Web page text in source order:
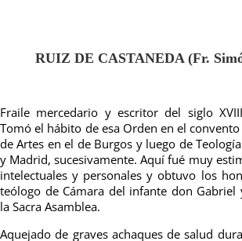
RUIZ DE CASTANEDA (Fr.
Fraile mercedario y escritor del siglo
Tomó el hábito de esa Orden en el
de Artes en el de Burgos y luego de
y Madrid, sucesivamente. Aquí fué muy
intelectuales y personales y obtuvo los
teólogo de Cámara del infante don
la Sacra Asamblea.
Aquejado de graves achaques de salud